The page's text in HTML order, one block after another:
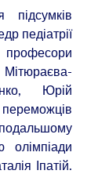
педіатрії
Юрій
олімпіади
Іпатій.